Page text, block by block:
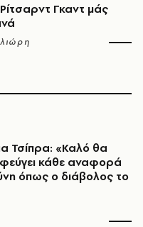
Γκαντ μάς
Τσίπρα: «Καλό θα
κάθε αναφορά
όπως ο διάβολος το